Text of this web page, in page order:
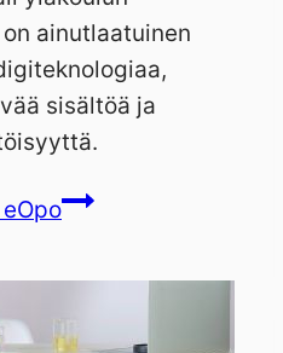
ainutlaatuinen
sisältöä ja